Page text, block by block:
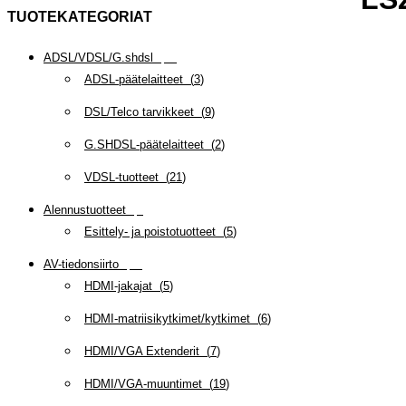
TUOTEKATEGORIAT
ADSL/VDSL/G.shdsl
ADSL-päätelaitteet (3)
DSL/Telco tarvikkeet (9)
G.SHDSL-päätelaitteet (2)
VDSL-tuotteet (21)
Alennustuotteet
Esittely- ja poistotuotteet (5)
AV-tiedonsiirto
HDMI-jakajat (5)
HDMI-matriisikytkimet/kytkimet (6)
HDMI/VGA Extenderit (7)
HDMI/VGA-muuntimet (19)